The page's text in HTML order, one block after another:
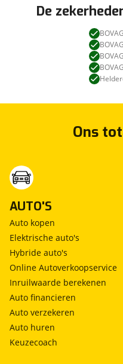
De
Ons
AUTO'S
Auto kopen
Elektrische auto's
Hybride auto's
Online Autoverkoopservice
Inruilwaarde berekenen
Auto financieren
Auto verzekeren
Auto huren
Keuzecoach